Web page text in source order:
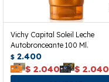
Vichy Capital Soleil Leche
Autobronceante 100 Ml.
$ 2.400
$ 2.040 $ 2.040